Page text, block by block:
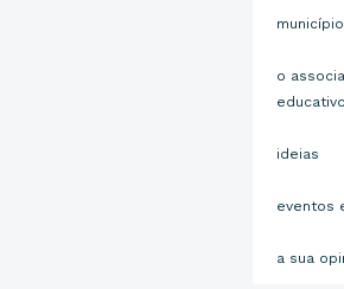
o
educativo
ideias
eventos
a sua